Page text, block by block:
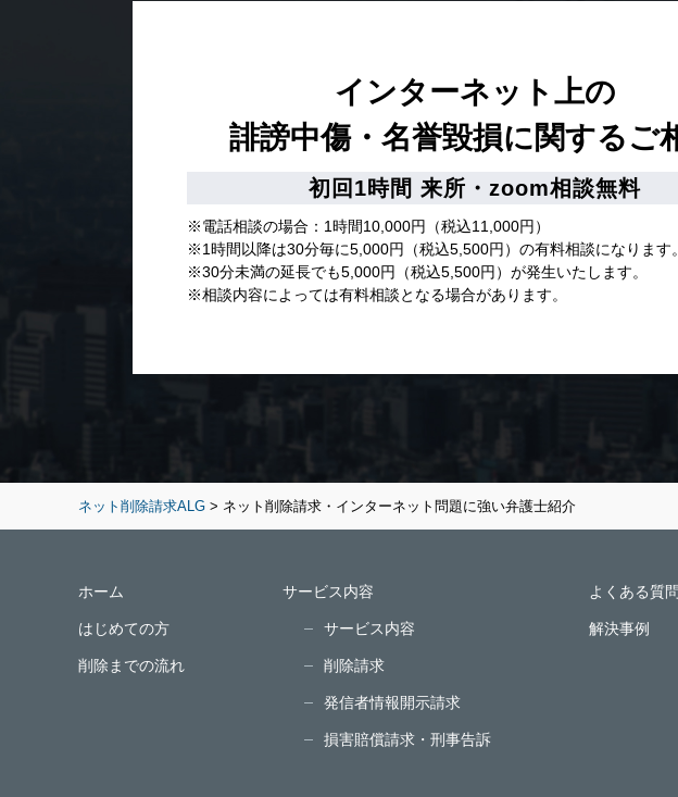
インターネット上の
誹謗中傷・名誉毀損に関するご
初回1時間来所・zoom相談無料
※電話相談の場合：1時間10,000円（税込11,000円）
※1時間以降は30分毎に5,000円（税込5,500円）の有料相談になります。
※30分未満の延長でも5,000円（税込5,500円）が発生いたします。
※相談内容によっては有料相談となる場合があります。
ネット削除請求ALG > ネット削除請求・インターネット問題に強い弁護士紹介
ホーム
はじめての方
削除までの流れ
サービス内容
サービス内容
削除請求
発信者情報開示請求
損害賠償請求・刑事告訴
よくある質問
解決事例